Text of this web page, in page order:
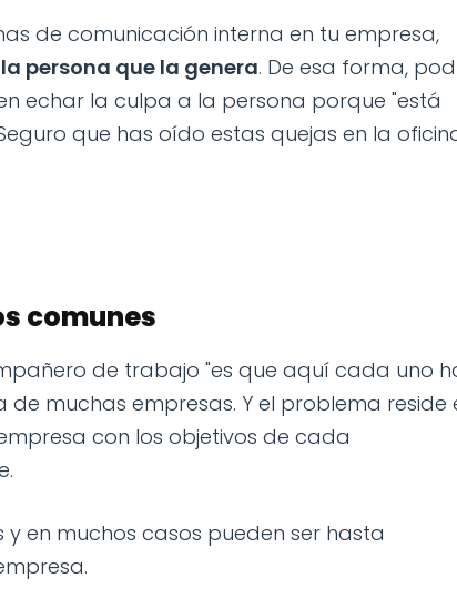
de comunicación interna en tu empresa,
persona que la genera. De esa forma,
echar la culpa a la persona porque "está
que has oído estas quejas en la
comunes
de trabajo "es que aquí cada uno
muchas empresas. Y el problema reside
con los objetivos de cada
en muchos casos pueden ser hasta